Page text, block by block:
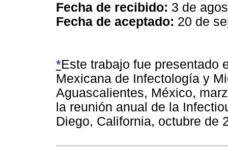
Fecha de recibido: 3 de
Fecha de aceptado: 20 de
*Este trabajo fue presentado
Mexicana de Infectología y
Aguascalientes, México,
la reunión anual de la
Diego, California, octubre de